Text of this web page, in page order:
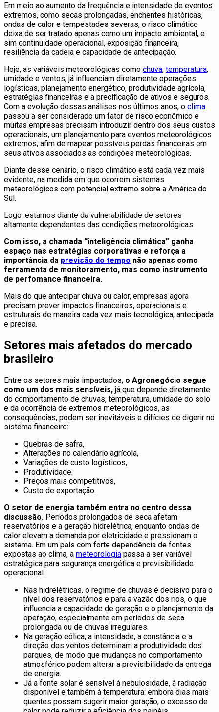
Em meio ao aumento da frequência e intensidade de eventos
extremos, como secas prolongadas, enchentes históricas,
ondas de calor e tempestades severas, o risco climático
deixa de ser tratado apenas como um impacto ambiental, e
sim continuidade operacional, exposição financeira,
resiliência da cadeia e capacidade de antecipação.
Hoje, as variáveis meteorológicas como chuva, temperatura,
umidade e ventos, já influenciam diretamente operações
logísticas, planejamento energético, produtividade agrícola,
estratégias financeiras e a precificação de ativos e seguros.
Com a evolução dessas análises nos últimos anos, o clima
passou a ser considerado um fator de risco econômico e
muitas empresas precisam introduzir dentro dos seus custos
operacionais, um planejamento para eventos meteorológicos
extremos, afim de mapear possíveis perdas financeiras em
seus ativos associados as condições meteorológicas.
Diante desse cenário, o risco climático está cada vez mais
evidente, na medida em que ocorrem sistemas
meteorológicos com potencial extremo sobre a América do
Sul.
Logo, estamos diante da vulnerabilidade de setores
altamente dependentes das condições meteorológicas.
Com isso, a chamada “inteligência climática” ganha
espaço nas estratégias corporativas e reforça a
importância da previsão do tempo não apenas como
ferramenta de monitoramento, mas como instrumento
de perfomance financeira.
Mais do que antecipar chuva ou calor, empresas agora
precisam prever impactos financeiros, operacionais e
estruturais de maneira cada vez mais tecnológica, antecipada
e precisa.
Setores mais afetados do mercado
brasileiro
Entre os setores mais impactados, o Agronegócio segue
como um dos mais sensíveis, já que depende diretamente
do comportamento de chuvas, temperatura, umidade do solo
e da ocorrência de extremos meteorológicos, as
consequências, podem ser inevitáveis e difícies de digerir no
sistema financeiro:
Quebras de safra,
Alterações no calendário agrícola,
Variações de custo logísticos,
Produtividade,
Preços mais competitivos,
Custo de exportação.
O setor de energia também entra no centro dessa
discussão. Períodos prolongados de seca afetam
reservatórios e a geração hidrelétrica, enquanto ondas de
calor elevam a demanda por eletricidade e pressionam o
sistema. Em um país com forte dependência de fontes
expostas ao clima, a meteorologia passa a ser variável
estratégica para segurança energética e previsibilidade
operacional.
Nas hidrelétricas, o regime de chuvas é decisivo para o
nível dos reservatórios e para a vazão dos rios, o que
influencia a capacidade de geração e o planejamento da
operação, especialmente em períodos de seca
prolongada ou de chuvas irregulares.
Na geração eólica, a intensidade, a constância e a
direção dos ventos determinam a produtividade dos
parques, de modo que mudanças no comportamento
atmosférico podem alterar a previsibilidade da entrega
de energia.
Já a fonte solar é sensível à nebulosidade, à radiação
disponível e também à temperatura: embora dias mais
quentes possam sugerir maior geração, o excesso de